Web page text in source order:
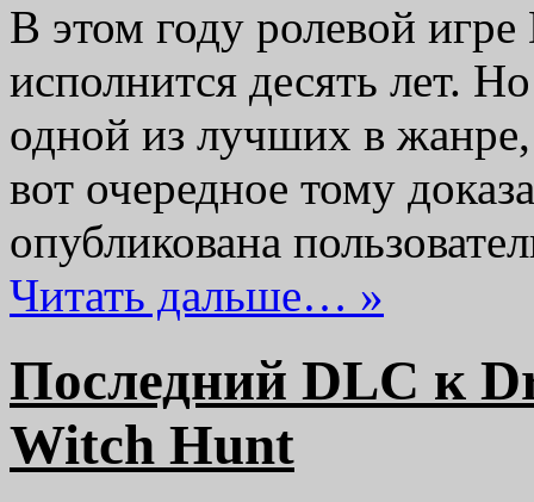
В этом году ролевой
исполнится десять лет.
одной из лучших в
вот очередное тому
опубликована
Читать дальше… »
Последний DLC к
Witch Hunt